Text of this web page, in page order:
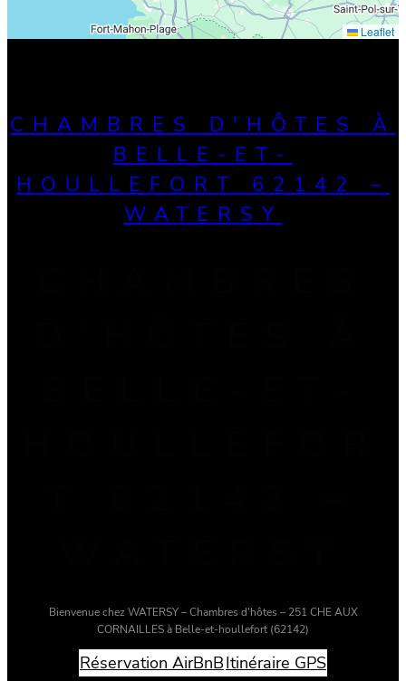
Leaflet
CHAMBRES D'HÔTES À
BELLE-ET-
HOULLEFORT 62142 –
WATERSY
Bienvenue chez WATERSY – Chambres d'hôtes – 251 CHE AUX
CORNAILLES à Belle-et-houllefort (62142)
Réservation AirBnBItinéraire GPS